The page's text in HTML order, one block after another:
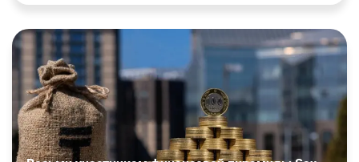
Виды финансовых пирамид
Принято выделять несколько типов
мошеннических схем:
многоуровневые;
игра Понци;
замаскированные под сетевой маркетинг;